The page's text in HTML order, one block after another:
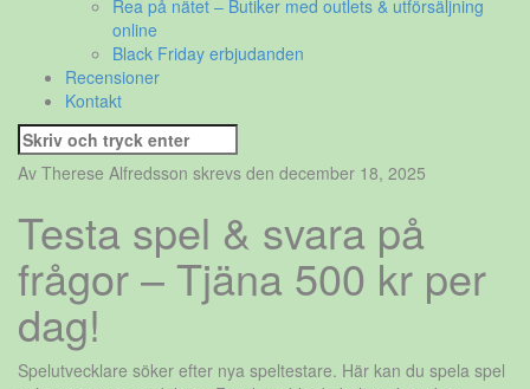
Rea på nätet – Butiker med outlets & utförsäljning
online
Black Friday erbjudanden
Recensioner
Kontakt
Sök
efter:
Av Therese Alfredsson skrevs den december 18, 2025
Testa spel & svara på
frågor – Tjäna 500 kr per
dag!
Spelutvecklare söker efter nya speltestare. Här kan du spela spel